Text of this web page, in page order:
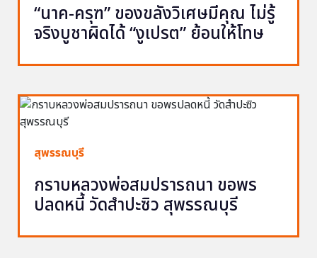
“นาค-ครุฑ” ของขลังวิเศษมีคุณ ไม่รู้
จริงบูชาผิดได้ “งูเปรต” ย้อนให้โทษ
สุพรรณบุรี
กราบหลวงพ่อสมปรารถนา ขอพร
ปลดหนี้ วัดสำปะซิว สุพรรณบุรี